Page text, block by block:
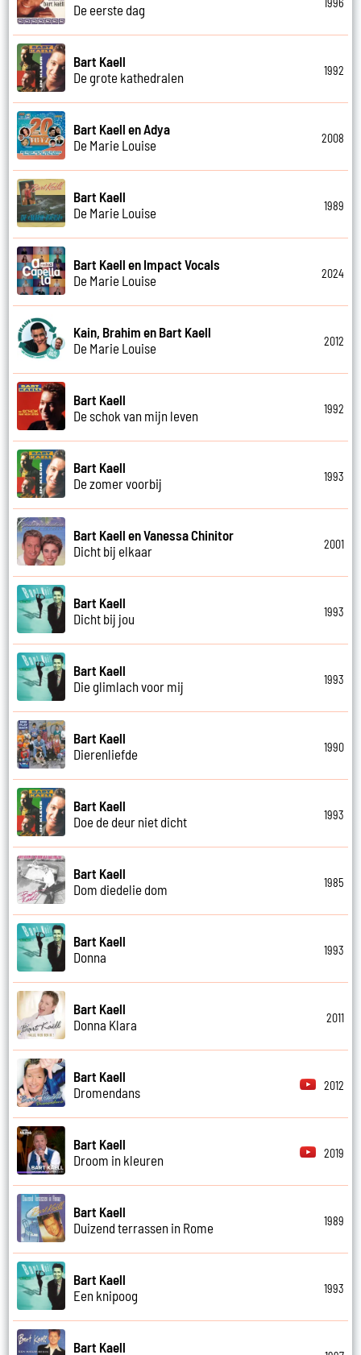
De eerste dag
Bart Kaell
De grote kathedralen
1992
Bart Kaell en Adya
De Marie Louise
2008
Bart Kaell
De Marie Louise
1989
Bart Kaell en Impact Vocals
De Marie Louise
2024
Kain, Brahim en Bart Kaell
De Marie Louise
2012
Bart Kaell
De schok van mijn leven
1992
Bart Kaell
De zomer voorbij
1993
Bart Kaell en Vanessa Chinitor
Dicht bij elkaar
2001
Bart Kaell
Dicht bij jou
1993
Bart Kaell
Die glimlach voor mij
1993
Bart Kaell
Dierenliefde
1990
Bart Kaell
Doe de deur niet dicht
1993
Bart Kaell
Dom diedelie dom
1985
Bart Kaell
Donna
1993
Bart Kaell
Donna Klara
2011
Bart Kaell
Dromendans
2012
Bart Kaell
Droom in kleuren
2019
Bart Kaell
Duizend terrassen in Rome
1989
Bart Kaell
Een knipoog
1993
Bart Kaell